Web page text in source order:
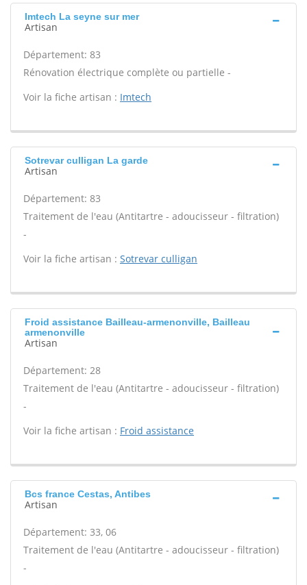
Imtech La seyne sur mer
Artisan
Département: 83
Rénovation électrique complète ou partielle -
Voir la fiche artisan : Imtech
Sotrevar culligan La garde
Artisan
Département: 83
Traitement de l'eau (Antitartre - adoucisseur - filtration)
-
Voir la fiche artisan : Sotrevar culligan
Froid assistance Bailleau-armenonville, Bailleau
armenonville
Artisan
Département: 28
Traitement de l'eau (Antitartre - adoucisseur - filtration)
-
Voir la fiche artisan : Froid assistance
Bcs france Cestas, Antibes
Artisan
Département: 33, 06
Traitement de l'eau (Antitartre - adoucisseur - filtration)
-